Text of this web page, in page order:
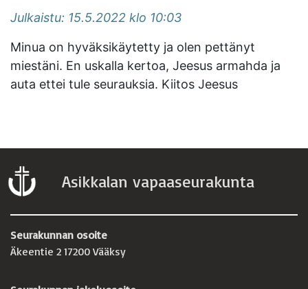
Julkaistu: 15.5.2022 klo 10:03
Minua on hyväksikäytetty ja olen pettänyt
miestäni. En uskalla kertoa, Jeesus armahda ja
auta ettei tule seurauksia. Kiitos Jeesus
Asikkalan vapaaseurakunta
Seurakunnan osoite
Äkeentie 2 17200 Vääksy